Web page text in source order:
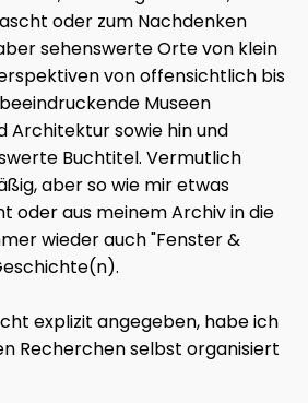
oder zum Nachdenken
sehenswerte Orte von klein
von offensichtlich bis
Museen
Architektur sowie hin und
Buchtitel. Vermutlich
aber so wie mir etwas
oder aus meinem Archiv in die
wieder auch "Fenster &
explizit angegeben, habe ich
Recherchen selbst organisiert